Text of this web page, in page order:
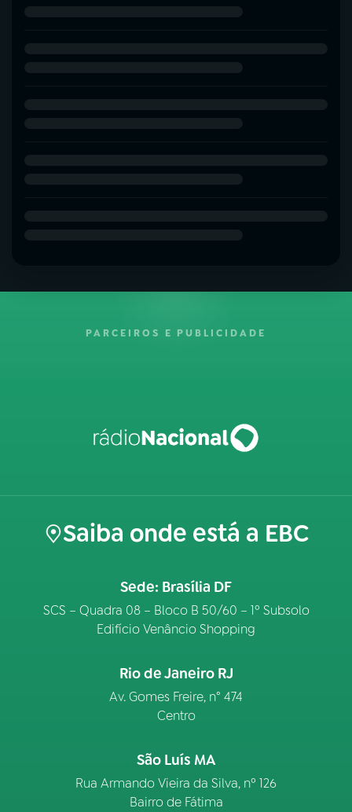
PARCEIROS E PUBLICIDADE
Saiba onde está a EBC
Sede: Brasília DF
SCS – Quadra 08 – Bloco B 50/60 – 1º Subsolo
Edifício Venâncio Shopping
Rio de Janeiro RJ
Av. Gomes Freire, n° 474
Centro
São Luís MA
Rua Armando Vieira da Silva, nº 126
Bairro de Fátima